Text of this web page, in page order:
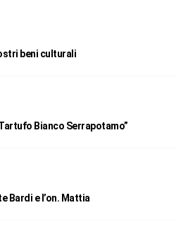
beni culturali
Bianco Serrapotamo”
Bardi e l’on. Mattia